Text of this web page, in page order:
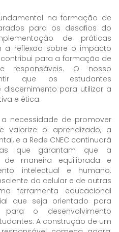
na formação de
para os desafios do
de práticas
a reflexão sobre o impacto
para a formação de
responsáveis. O nosso
que os estudantes
para utilizar a
e ética.
necessidade de promover
valorize o aprendizado, a
e a Rede CNEC continuará
que garantam que a
de maneira equilibrada e
intelectual e humano.
do celular e de outras
ferramenta educacional
que seja orientado para
o desenvolvimento
A construção de um